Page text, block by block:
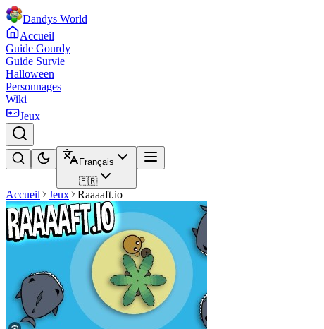
Dandys World
Accueil
Guide Gourdy
Guide Survie
Halloween
Personnages
Wiki
Jeux
Français
🇫🇷
Accueil Jeux Raaaaft.io